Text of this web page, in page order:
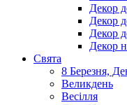
Декор
Декор
Декор
Декор
Свята
8 Березня,
Великдень
Весілля